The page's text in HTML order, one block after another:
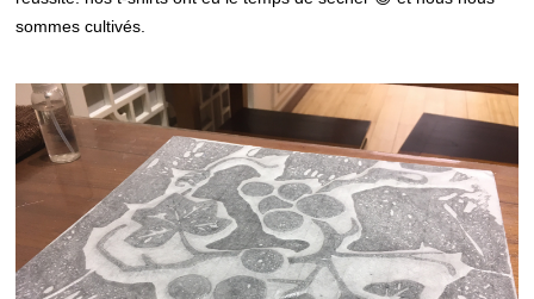
sommes cultivés.